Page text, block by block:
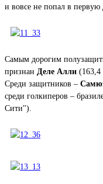
и вовсе не попал в первую
Самым дорогим
признан Деле Алли (163,4
Среди защитников –
среди голкиперов –
Сити").